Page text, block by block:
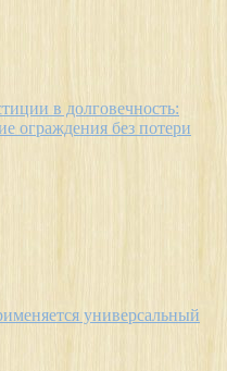
в долговечность:
ограждения без потери
универсальный